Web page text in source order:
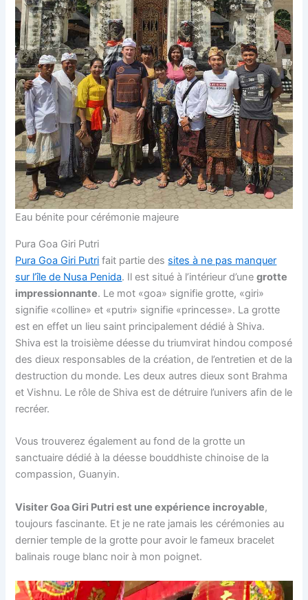
Eau bénite pour cérémonie majeure
Pura Goa Giri Putri
Pura Goa Giri Putri fait partie des sites à ne pas manquer
sur l’île de Nusa Penida. Il est situé à l’intérieur d’unegrotte
impressionnante. Le mot «goa» signifie grotte, «giri»
signifie «colline» et «putri» signifie «princesse». La grotte
est en effet un lieu saint principalement dédié à Shiva.
Shiva est la troisième déesse du triumvirat hindou composé
des dieux responsables de la création, de l’entretien et de la
destruction du monde. Les deux autres dieux sont Brahma
et Vishnu. Le rôle de Shiva est de détruire l’univers afin de le
recréer.
Vous trouverez également au fond de la grotte un
sanctuaire dédié à la déesse bouddhiste chinoise de la
compassion, Guanyin.
Visiter Goa Giri Putri est une expérience incroyable,
toujours fascinante. Et je ne rate jamais les cérémonies au
dernier temple de la grotte pour avoir le fameux bracelet
balinais rouge blanc noir à mon poignet.